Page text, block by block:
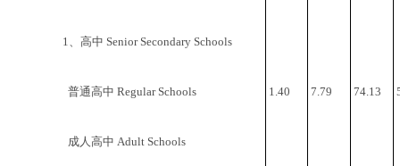
1、高中 Senior Secondary Schools
普通高中 Regular Schools 1.40 7.79 74.13
成人高中 Adult Schools